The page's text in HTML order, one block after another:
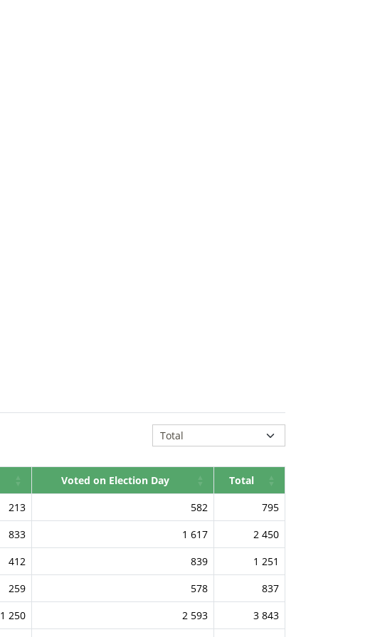
Voted on Election Day
Total
213 582
795
833 1 617
2 450
412 839
1 251
259 578
837
1 250 2 593
3 843